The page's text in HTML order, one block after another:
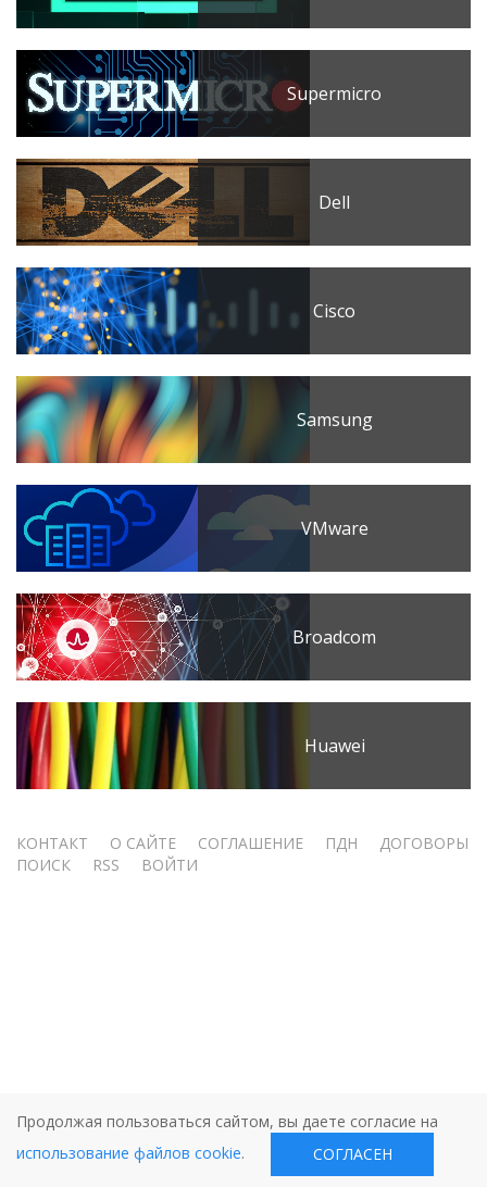
Supermicro
Dell
Cisco
Samsung
VMware
Broadcom
Huawei
Меню
КОНТАКТ О САЙТЕ СОГЛАШЕНИЕ ПДН
ДОГОВОРЫ
ПОИСК
RSS ВОЙТИ
Продолжая пользоваться сайтом, вы даете согласие на
использование файлов cookie. СОГЛАСЕН